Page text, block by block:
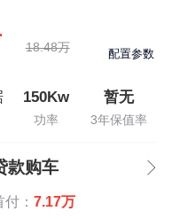
18.48万 配置参数
150Kw
功率
暂无
3年保值率
款购车
付： 7.17万